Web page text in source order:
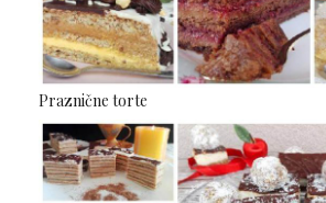
Praznične torte